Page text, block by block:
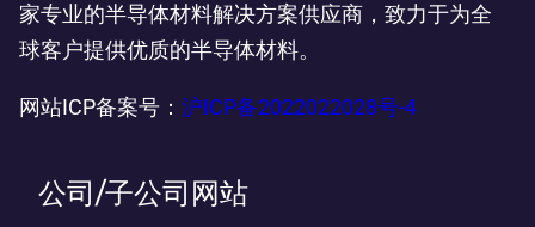
家专业的半导体材料解决方案供应商，致力于为全
球客户提供优质的半导体材料。
网站ICP备案号： 沪ICP备2022022028号-4
公司/子公司网站